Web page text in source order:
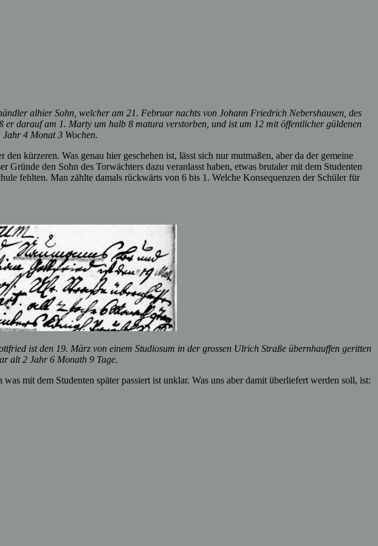
alhier Sohn, welcher am 21. Februar nachts von Johann Friedrich Nebershausen, des
darauf am 1. Marty um halb 8 matura verstorben, und ist um 12 mit öffentlicher güldenen
Jahr 4 Monat 3 Wochen.
kürzeren. Was genau hier geschehen ist, lässt sich nur mutmaßen, aber da der gemeine
Gründe den Sohn des Torwächters dazu veranlasst haben, etwas brutaler mit dem Studenten
fehlten. Man zählte damals rückwärts von 6 bis 1. Welche Konsequenzen der Schüler für
ist den 19. März von einem Studiosum in der grossen Ulrich Straße übernhauffen geritten
alt 2 Jahr 6 Monath 9 Tage.
mit dem Studenten später passiert ist unklar. Was uns aber damit überliefert werden soll, ist: